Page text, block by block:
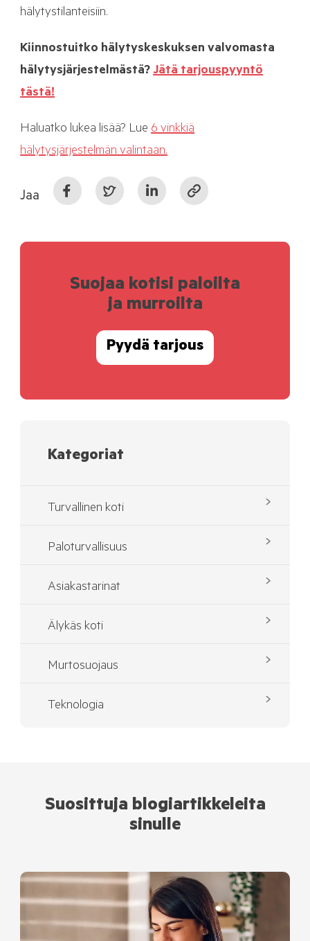
hälytystilanteisiin.
Kiinnostuitko hälytyskeskuksen valvomasta
hälytysjärjestelmästä? Jätä tarjouspyyntö
tästä!
Haluatko lukea lisää? Lue 6 vinkkiä
hälytysjärjestelmän valintaan.
Jaa
Suojaa kotisi paloilta
ja murroilta
Pyydä tarjous
Kategoriat
Turvallinen koti
Paloturvallisuus
Asiakastarinat
Älykäs koti
Murtosuojaus
Teknologia
Suosittuja blogiartikkeleita
sinulle